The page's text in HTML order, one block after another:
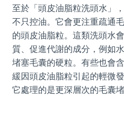
至於「頭皮油脂粒洗頭水」
不只控油。它會更注重疏通
的頭皮油脂粒。這類洗頭水
質、促進代謝的成分，例如
堵塞毛囊的硬粒。有些也會
緩因頭皮油脂粒引起的輕微
它處理的是更深層次的毛囊堵